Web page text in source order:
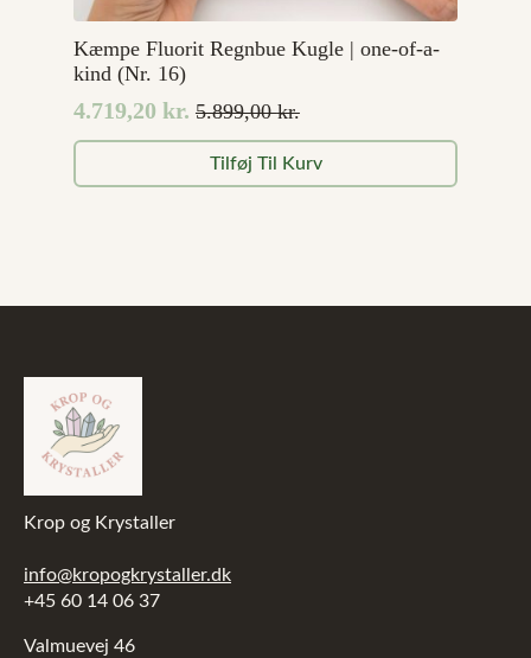
Kæmpe Fluorit Regnbue Kugle | one-of-a-
kind (Nr. 16)
5.899,00kr.
Den
oprindelige
pris
4.719,20 kr.
Den
aktuelle
pris
Tilføj Til Kurv
Krop og Krystaller
info@kropogkrystaller.dk
+45 60 14 06 37
Valmuevej 46